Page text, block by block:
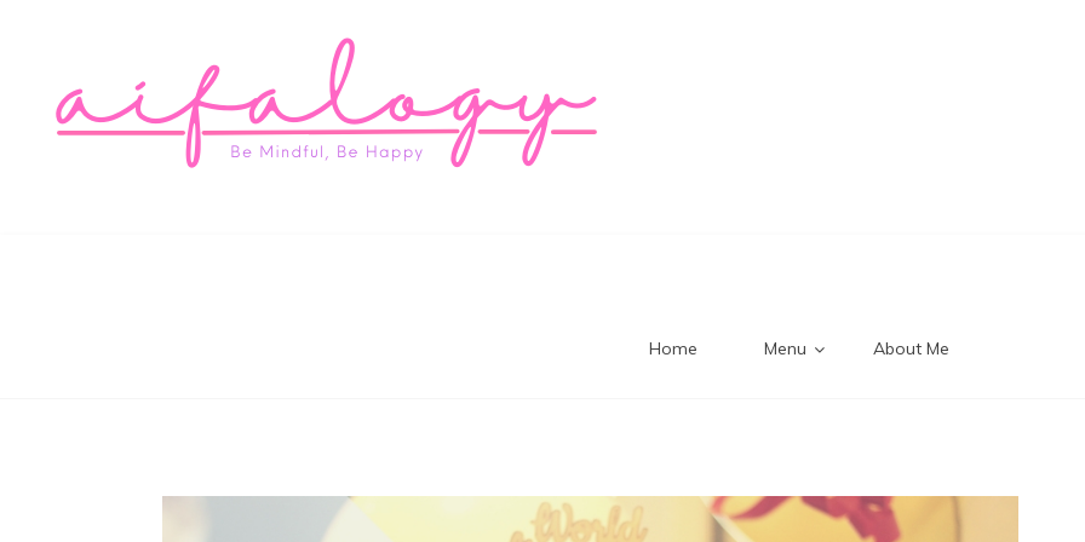
Aifalogy
Home Menu About Me